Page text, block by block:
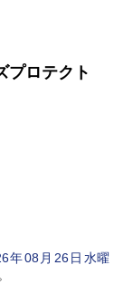
プロテクト
年08 月 26日水曜